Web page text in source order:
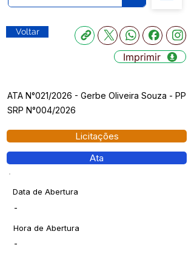
Voltar
Imprimir
ATA N°021/2026 - Gerbe Oliveira Souza - PP
SRP N°004/2026
Licitações
Ata
Data de Abertura
-
Hora de Abertura
-